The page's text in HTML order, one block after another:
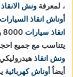
، لمعرفة ونش الانقاذ
أوناش انقاذ السيارات
انقاذ سيارات
يتناسب مع جميع
ونش انقاذ
أيضاُأوناش كهربائية